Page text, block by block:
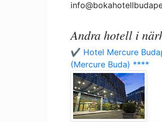
Andra hotell i
✔️ Hotel Mercure
(Mercure Buda) ****